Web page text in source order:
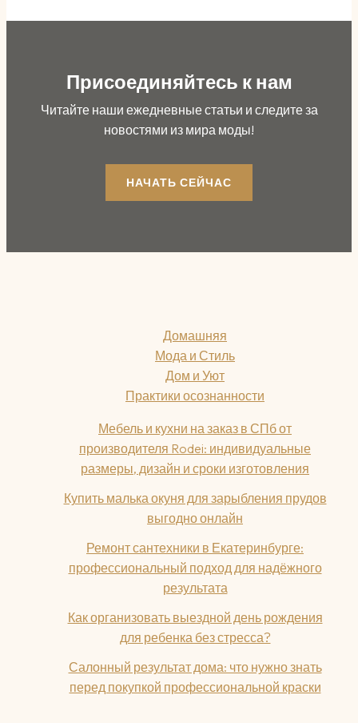
Присоединяйтесь к нам
Читайте наши ежедневные статьи и следите за
новостями из мира моды!
НАЧАТЬ СЕЙЧАС
Домашняя
Мода и Стиль
Дом и Уют
Практики осознанности
Мебель и кухни на заказ в СПб от
производителя Rodei: индивидуальные
размеры, дизайн и сроки изготовления
Купить малька окуня для зарыбления прудов
выгодно онлайн
Ремонт сантехники в Екатеринбурге:
профессиональный подход для надёжного
результата
Как организовать выездной день рождения
для ребенка без стресса?
Салонный результат дома: что нужно знать
перед покупкой профессиональной краски